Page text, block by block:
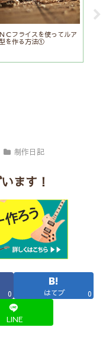
Ｃフライスを使ってルア
を作る方法①
制作日記
ます！
0 はてブ 0
LINE